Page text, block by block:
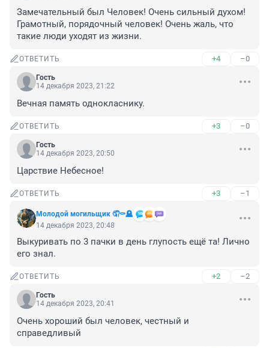
Замечательный был Человек! Очень сильный духом!
Грамотный, порядочный человек! Очень жаль, что
такие люди уходят из жизни.
ОТВЕТИТЬ +4 –0
Гость
14 декабря 2023, 21:22
Вечная память однокласнику.
ОТВЕТИТЬ +3 –0
Гость
14 декабря 2023, 20:50
Царствие Небесное!
ОТВЕТИТЬ +3 –1
Молодой могильщик 🤦⚰️🪦
14 декабря 2023, 20:48
Выкуривать по 3 пачки в день глупость ещё та! Лично
его знал.
ОТВЕТИТЬ +2 –2
Гость
14 декабря 2023, 20:41
Очень хороший был человек, честный и
справедливый